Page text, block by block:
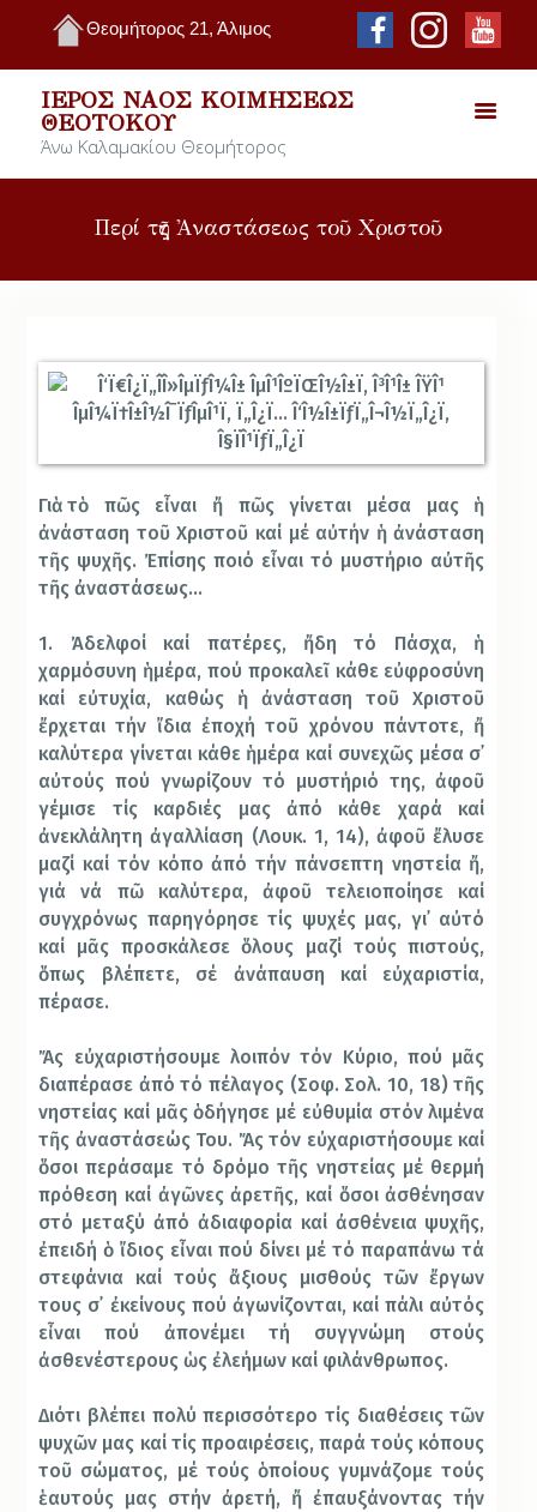
Θεομήτορος 21, Άλιμος
ΙΕΡΌΣ ΝΑΌΣ ΚΟΙΜΉΣΕΩΣ
ΘΕΟΤΌΚΟΥ
Άνω Καλαμακίου Θεομήτορος
Περί τῆς Ἀναστάσεως τοῦ Χριστοῦ
Γιὰ τὸ πῶς εἶναι ἤ πῶς γίνεται μέσα μας ἡ
ἀνάσταση τοῦ Χριστοῦ καί μέ αὐτήν ἡ ἀνάσταση
τῆς ψυχῆς. Ἐπίσης ποιό εἶναι τό μυστήριο αὐτῆς
τῆς ἀναστάσεως…
1. Ἀδελφοί καί πατέρες, ἤδη τό Πάσχα, ἡ
χαρμόσυνη ἡμέρα, πού προκαλεῖ κάθε εὐφροσύνη
καί εὐτυχία, καθώς ἡ ἀνάσταση τοῦ Χριστοῦ
ἔρχεται τήν ἴδια ἐποχή τοῦ χρόνου πάντοτε, ἤ
καλύτερα γίνεται κάθε ἡμέρα καί συνεχῶς μέσα σ᾿
αὐτούς πού γνωρίζουν τό μυστήριό της, ἀφοῦ
γέμισε τίς καρδιές μας ἀπό κάθε χαρά καί
ἀνεκλάλητη ἀγαλλίαση (Λουκ. 1, 14), ἀφοῦ ἔλυσε
μαζί καί τόν κόπο ἀπό τήν πάνσεπτη νηστεία ἤ,
γιά νά πῶ καλύτερα, ἀφοῦ τελειοποίησε καί
συγχρόνως παρηγόρησε τίς ψυχές μας, γι᾿ αὐτό
καί μᾶς προσκάλεσε ὅλους μαζί τούς πιστούς,
ὅπως βλέπετε, σέ ἀνάπαυση καί εὐχαριστία,
πέρασε.
Ἄς εὐχαριστήσουμε λοιπόν τόν Κύριο, πού μᾶς
διαπέρασε ἀπό τό πέλαγος (Σοφ. Σολ. 10, 18) τῆς
νηστείας καί μᾶς ὁδήγησε μέ εὐθυμία στόν λιμένα
τῆς ἀναστάσεώς Του. Ἄς τόν εὐχαριστήσουμε καί
ὅσοι περάσαμε τό δρόμο τῆς νηστείας μέ θερμή
πρόθεση καί ἀγῶνες ἀρετῆς, καί ὅσοι ἀσθένησαν
στό μεταξύ ἀπό ἀδιαφορία καί ἀσθένεια ψυχῆς,
ἐπειδή ὁ ἴδιος εἶναι πού δίνει μέ τό παραπάνω τά
στεφάνια καί τούς ἄξιους μισθούς τῶν ἔργων
τους σ᾿ ἐκείνους πού ἀγωνίζονται, καί πάλι αὐτός
εἶναι πού ἀπονέμει τή συγγνώμη στούς
ἀσθενέστερους ὡς ἐλεήμων καί φιλάνθρωπος.
Διότι βλέπει πολύ περισσότερο τίς διαθέσεις τῶν
ψυχῶν μας καί τίς προαιρέσεις, παρά τούς κόπους
τοῦ σώματος, μέ τούς ὁποίους γυμνάζομε τούς
ἑαυτούς μας στήν ἀρετή, ἤ ἐπαυξάνοντας τήν